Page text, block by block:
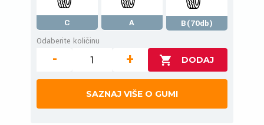
C A
B(70db)
Odaberite količinu
- +
SAZNAJ VIŠE O GUMI